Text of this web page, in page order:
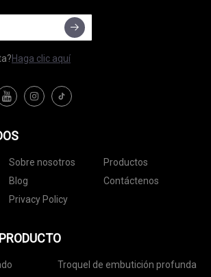
Haga clic aquí
Sobre nosotros
Productos
Blog
Contáctenos
Privacy Policy
Troquel de embutición profunda